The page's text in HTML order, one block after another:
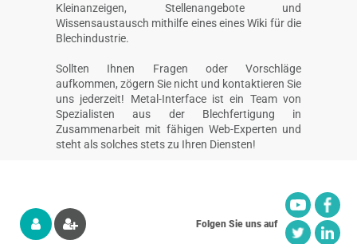
Kleinanzeigen, Stellenangebote und
Wissensaustausch mithilfe eines eines Wiki für die
Blechindustrie.
Sollten Ihnen Fragen oder Vorschläge
aufkommen, zögern Sie nicht und kontaktieren Sie
uns jederzeit! Metal-Interface ist ein Team von
Spezialisten aus der Blechfertigung in
Zusammenarbeit mit fähigen Web-Experten und
steht als solches stets zu Ihren Diensten!
Folgen Sie uns auf